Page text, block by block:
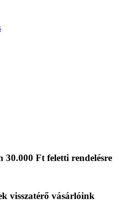
30.000 Ft feletti rendelésre
visszatérő vásárlóink